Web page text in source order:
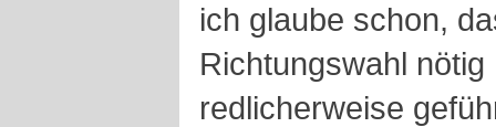
ich glaube schon,
Richtungswahl
redlicherweise